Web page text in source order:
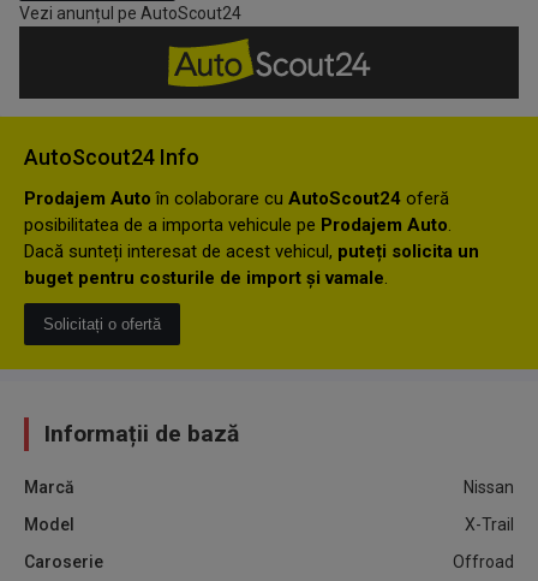
Vezi anunțul pe AutoScout24
AutoScout24 Info
Prodajem Auto în colaborare cu AutoScout24 oferă
posibilitatea de a importa vehicule pe Prodajem Auto.
Dacă sunteți interesat de acest vehicul, puteți solicita un
buget pentru costurile de import și vamale.
Solicitați o ofertă
Informații de bază
Marcă
Nissan
Model
X-Trail
Caroserie
Offroad